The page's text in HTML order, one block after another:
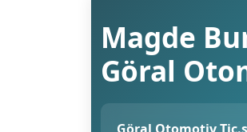
Magde
Göral